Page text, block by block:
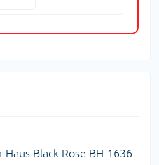
Black Rose BH-1636-